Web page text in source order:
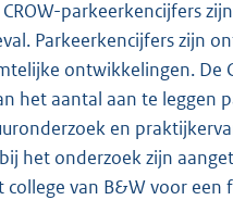
parkeerkencijfers
Parkeerkencijfers zijn
ontwikkelingen. De
het aantal aan te leggen
en
het onderzoek zijn
van B&W voor een